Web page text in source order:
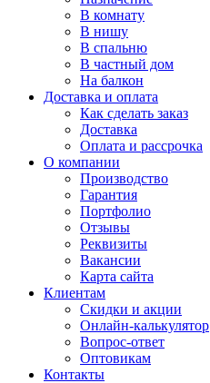
В комнату
В нишу
В спальню
В частный дом
На балкон
Доставка и оплата
Как сделать заказ
Доставка
Оплата и рассрочка
О компании
Производство
Гарантия
Портфолио
Отзывы
Реквизиты
Вакансии
Карта сайта
Клиентам
Скидки и акции
Онлайн-калькулятор
Вопрос-ответ
Оптовикам
Контакты